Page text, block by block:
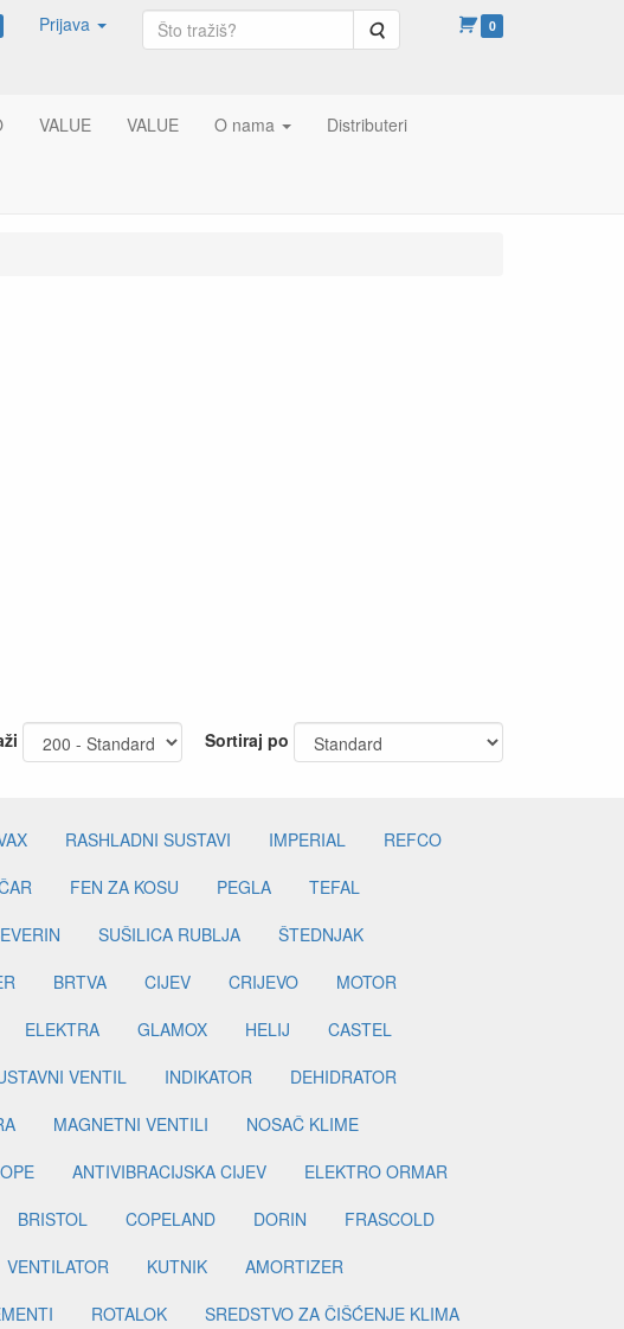
Prijava Pretraga 0
VALUE VALUE O nama Distributeri
Sortiraj po
RASHLADNI SUSTAVI IMPERIAL
REFCO
FEN ZA KOSU PEGLA
TEFAL
SUŠILICA RUBLJA
ŠTEDNJAK
BRTVA CIJEV CRIJEVO
MOTOR
ELEKTRA GLAMOX HELIJ
CASTEL
VENTIL INDIKATOR
DEHIDRATOR
MAGNETNI VENTILI
NOSAČ KLIME
ANTIVIBRACIJSKA CIJEV
ELEKTRO ORMAR
BRISTOL COPELAND DORIN
FRASCOLD
VENTILATOR KUTNIK
AMORTIZER
ROTALOK
SREDSTVO ZA ČIŠĆENJE KLIMA